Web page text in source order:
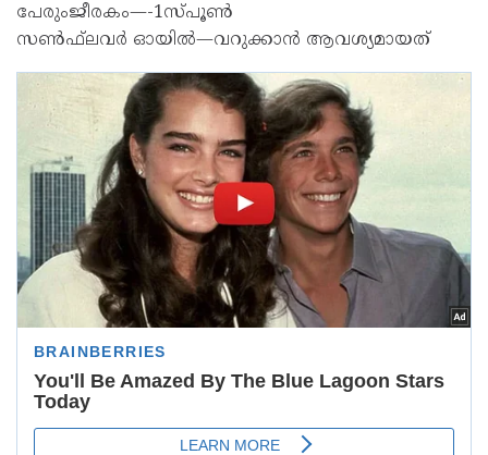
പേരുംജീരകം—-1സ്പൂൺ
സൺഫ്‌ലവർ ഓയിൽ—വറുക്കാൻ ആവശ്യമായത്